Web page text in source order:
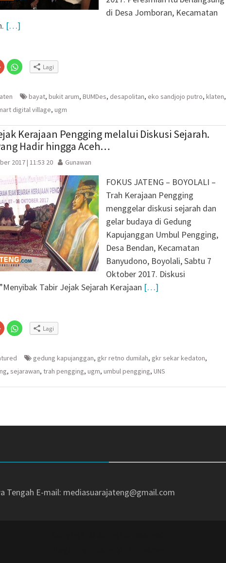
di Desa Jomboran, Kecamatan
[…]
Klik
untuk
berbagi
(Membuka
di
jendela
yang
Klik
untuk
di
jendela
yang
baru)
Lagi
bayat, bukit arum, BUMDes, desapolitan, eko sandjojo putro, klaten,
digital village, ugm
Kerajaan Pengging melalui Diskusi Sejarah.
Hadir hingga Aceh…
2017 | 11:53 20 Gunawan
FOKUS JATENG – BOYOLALI –
Trah Kerajaan Pengging
menggelar diskusi sejarah dan
gelar budaya di Gedung
Kapujanggan Umbul Pengging,
Desa Bendan, Kecamatan
Banyudono, Boyolali, Sabtu 7
Oktober 2017. Diskusi
Tabir Jejak Sejarah Kerajaan […]
Klik
untuk
berbagi
(Membuka
di
jendela
yang
Klik
untuk
jendela
baru)
Lagi
gedung kapujanggan, gkr retno dumilah, gkr sekar kedaton,
, sejarawan, trah pengging, ugm, umbul pengging, UNS
Tengah E-mail: mediasuarajateng@gmail.com